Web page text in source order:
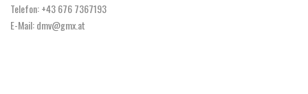
Telefon: +43 676 7367193
E-Mail: dmv@gmx.at